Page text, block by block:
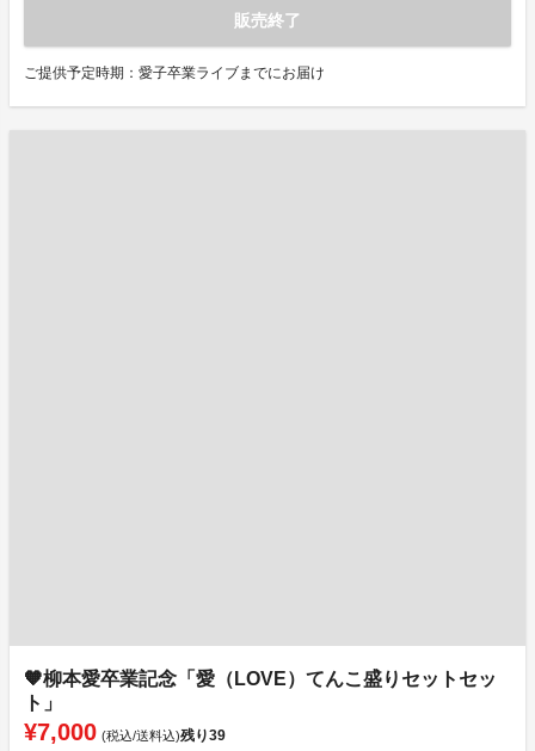
販売終了
ご提供予定時期：愛子卒業ライブまでにお届け
🧡柳本愛卒業記念「愛（LOVE）てんこ盛りセットセッ
ト」
¥7,000 (税込/送料込)残り39